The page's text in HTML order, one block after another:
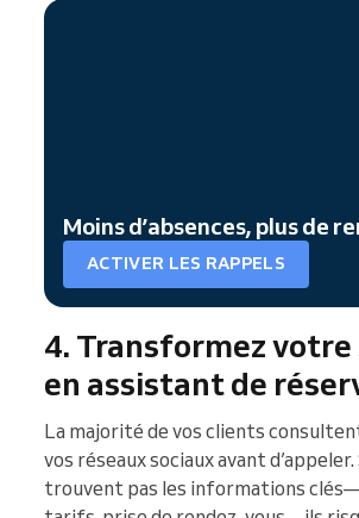
Moins d’absences, plus de
ACTIVER LES RAPPELS
4. Transformez
en assistant de
La majorité de vos clients
vos réseaux sociaux avant d’appeler.
trouvent pas les informations